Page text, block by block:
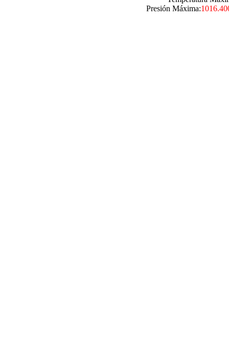
Presión Máxima: